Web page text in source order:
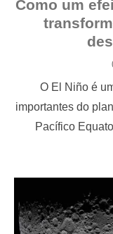
Como um
O El Niño é
importantes do
Pacífico